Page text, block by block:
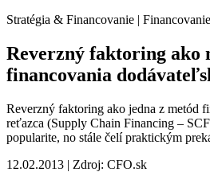
Stratégia & Financovanie | Financovanie
Reverzný faktoring ako
financovania
Reverzný faktoring ako jedna z metód
reťazca (Supply Chain Financing –
popularite, no stále čelí praktickým
12.02.2013 | Zdroj: CFO.sk